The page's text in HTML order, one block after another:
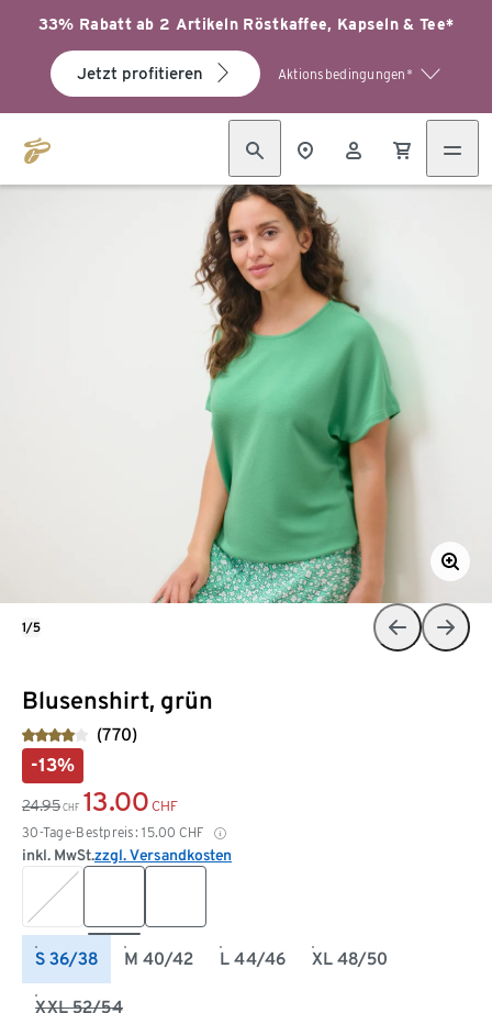
33% Rabatt ab 2 Artikeln Röstkaffee, Kapseln & Tee*
Jetzt profitieren Aktionsbedingungen*
Blusenshirt, grün
(770)
-13%
24.95 CHF 13.00 CHF
30-Tage-Bestpreis: 15.00 CHF
inkl. MwSt.zzgl. Versandkosten
S 36/38 M 40/42 L 44/46 XL 48/50
XXL 52/54
1/5